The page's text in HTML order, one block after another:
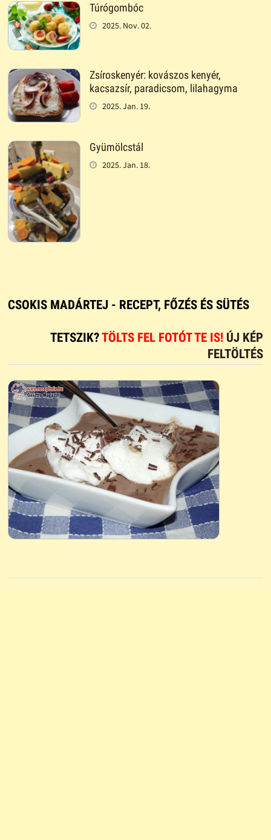
Túrógombóc
2025. Nov. 02.
Zsíroskenyér: kovászos kenyér,
kacsazsír, paradicsom, lilahagyma
2025. Jan. 19.
Gyümölcstál
2025. Jan. 18.
CSOKIS MADÁRTEJ - RECEPT, FŐZÉS ÉS SÜTÉS
TETSZIK?TÖLTS FEL FOTÓT TE IS! ÚJ KÉP
FELTÖLTÉS